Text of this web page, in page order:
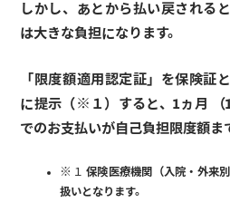
しかし、あとから払い戻される
は大きな負担になります。
「限度額適用認定証」を保険証
に提示（※１）すると、1ヵ月 （
でのお支払いが自己負担限度額ま
※１保険医療機関（入院・外来
扱いとなります。